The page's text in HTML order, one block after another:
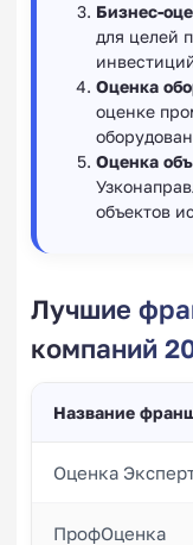
Бизнес-
для целей
Оценка
оценке
Оценка
объектов
Лучшие
компаний
Название
Оценка
ПрофОценка